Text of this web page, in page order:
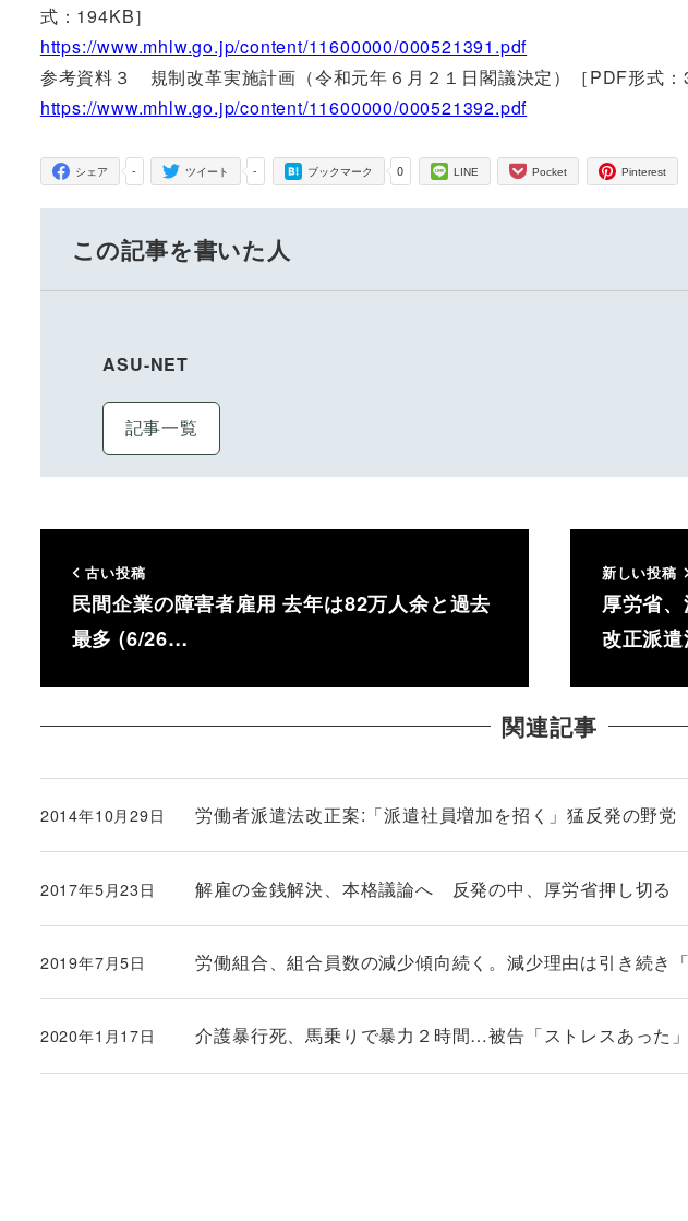
式：194KB］
https://www.mhlw.go.jp/content/11600000/000521391.pdf
参考資料３ 規制改革実施計画（令和元年６月２１日閣議決定）［PDF形式：
https://www.mhlw.go.jp/content/11600000/000521392.pdf
-
シェア -
ツイート 0
ブックマーク LINE Pocket Pinterest
この記事を書いた人
ASU-NET
記事一覧
古い投稿
民間企業の障害者雇用 去年は82万人余と過去
最多 (6/26…
新しい投稿
厚労省
改正派
関連記事
労働者派遣法改正案:「派遣社員増加を招く」猛反発の野党
投稿日
2014年10月29日
解雇の金銭解決、本格議論へ 反発の中、厚労省押し切る
投稿日
2017年5月23日
労働組合、組合員数の減少傾向続く。減少理由は引き続き
投稿日
2019年7月5日
介護暴行死、馬乗りで暴力２時間…被告「ストレスあった
投稿日
2020年1月17日